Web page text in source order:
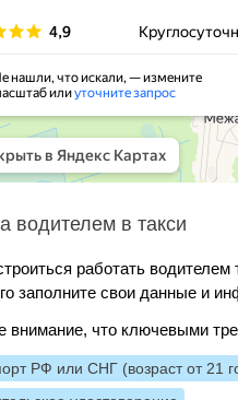
водителем в такси
работать
заполните свои данные и
внимание, что ключевыми
РФ или СНГ (возраст от 21